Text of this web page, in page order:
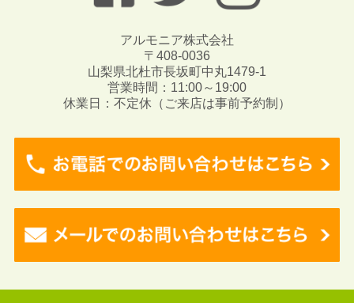
アルモニア株式会社
〒408-0036
山梨県北杜市長坂町中丸1479-1
営業時間：11:00～19:00
休業日：不定休（ご来店は事前予約制）